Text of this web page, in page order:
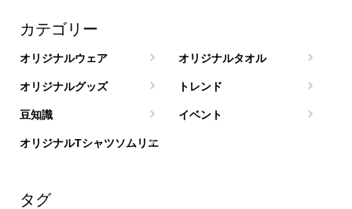
カテゴリー
オリジナルウェア オリジナルタオル
オリジナルグッズ トレンド
豆知識 イベント
オリジナルTシャツソムリエ
タグ